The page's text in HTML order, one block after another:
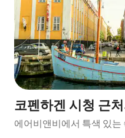
코펜하겐 시청 근
에어비앤비에서 특색 있